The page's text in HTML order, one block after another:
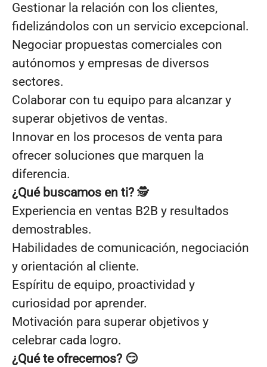
Gestionar la relación con los clientes,
fidelizándolos con un servicio excepcional.
Negociar propuestas comerciales con
autónomos y empresas de diversos
sectores.
Colaborar con tu equipo para alcanzar y
superar objetivos de ventas.
Innovar en los procesos de venta para
ofrecer soluciones que marquen la
diferencia.
¿Qué buscamos en ti? 🕵️
Experiencia en ventas B2B y resultados
demostrables.
Habilidades de comunicación, negociación
y orientación al cliente.
Espíritu de equipo, proactividad y
curiosidad por aprender.
Motivación para superar objetivos y
celebrar cada logro.
¿Qué te ofrecemos? 😏